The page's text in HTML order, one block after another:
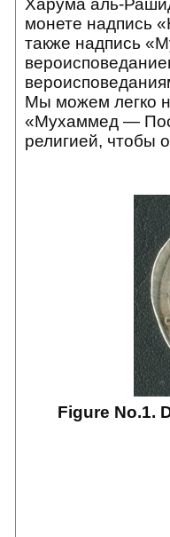
Харума аль-
монете надпись
также надпись
Мы можем легко
«Мухаммед —
религией, чтобы
Figure No.1.